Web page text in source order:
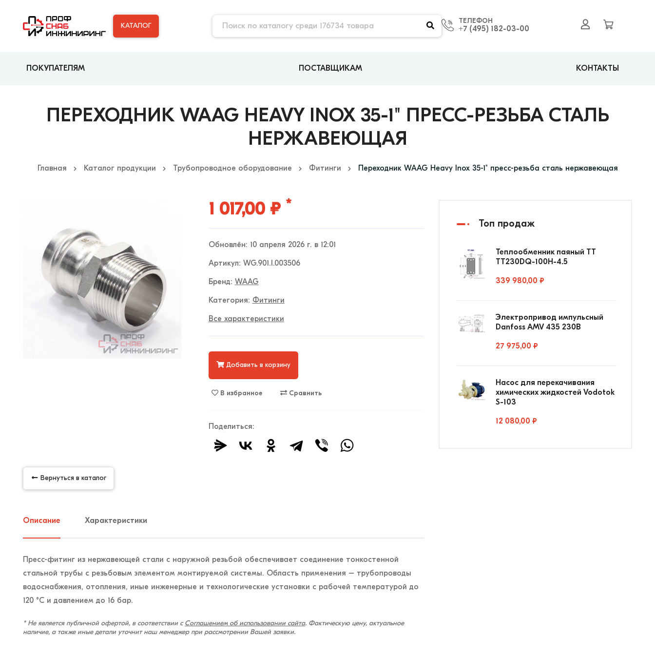
КАТАЛОГ
ТЕЛЕФОН
+7 (495) 182-03-00
ПОКУПАТЕЛЯМ ПОСТАВЩИКАМ КОНТАКТЫ
Главная Каталог продукции Трубопроводное оборудование Фитинги Переходник WAAG Heavy Inox 35-1" пресс-резьба сталь нержавеющая
ПЕРЕХОДНИК WAAG HEAVY INOX 35-1" ПРЕСС-РЕЗЬБА СТАЛЬ
НЕРЖАВЕЮЩАЯ
1 017,00 ₽ *
Обновлён: 10 апреля 2026 г. в 12:01
Артикул: WG.901.I.003506
Бренд: WAAG
Категория: Фитинги
Все характеристики
Добавить в корзину
В избранное Сравнить
Поделиться:
Вернуться в каталог
Описание Характеристики
Пресс-фитинг из нержавеющей стали с наружной резьбой обеспечивает соединение тонкостенной
стальной трубы с резьбовым элементом монтируемой системы. Область применения – трубопроводы
водоснабжения, отопления, иные инженерные и технологические установки с рабочей температурой до
120 °С и давлением до 16 бар.
* Не является публичной офертой, в соответствии с Соглашением об использовании сайта. Фактическую цену, актуальное
наличие, а также иные детали уточнит наш менеджер при рассмотрении Вашей заявки.
Топ продаж
Теплообменник паяный ТТ
ТТ230DQ-100Н-4.5
339 980,00 ₽
Электропривод импульсный
Danfoss AMV 435 230В
27 975,00 ₽
Насос для перекачивания
химических жидкостей Vodotok
S-103
12 080,00 ₽